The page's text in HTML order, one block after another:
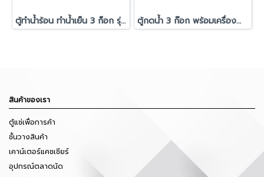
ตู้ทำน้ำร้อน ทำน้ำเย็น 3 ก็อก รุ่น รุ่น YL 1566B ตู้กดน้ำ 3 ก๊อก พร้อมเครื่องทำน้ำแข็ง FRESHER รุ่น BYCZ565
สินค้าของเรา
ตู้แช่เพื่อการค้า
ชั้นวางสินค้า
เคาน์เตอร์แคชเชียร์
อุปกรณ์ตลาดนัด